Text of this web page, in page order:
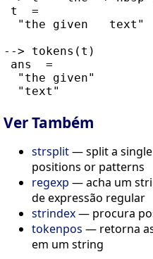
t  =
  "the given   text"
--> tokens(t)
ans  =
  "the given"
Ver Também
strsplit— split a
positions or patterns
regexp — acha um
de expressão regular
strindex— procura
tokenpos — retorna
em um string